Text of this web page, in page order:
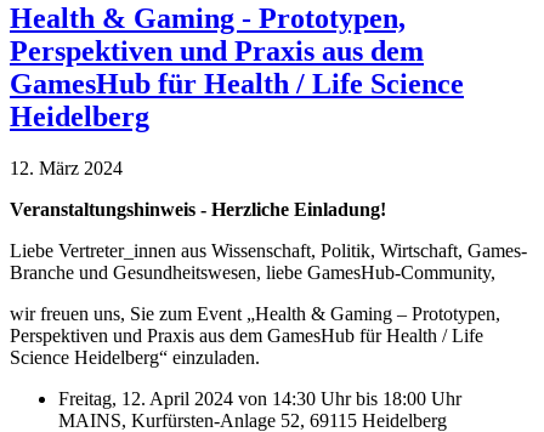
Health & Gaming - Prototypen,
Perspektiven und Praxis aus dem
GamesHub für Health / Life Science
Heidelberg
12. März 2024
Veranstaltungshinweis - Herzliche Einladung!
Liebe Vertreter_innen aus Wissenschaft, Politik, Wirtschaft, Games-
Branche und Gesundheitswesen, liebe GamesHub-Community,
wir freuen uns, Sie zum Event „Health & Gaming – Prototypen,
Perspektiven und Praxis aus dem GamesHub für Health / Life
Science Heidelberg“ einzuladen.
Freitag, 12. April 2024 von 14:30 Uhr bis 18:00 Uhr
MAINS, Kurfürsten-Anlage 52, 69115 Heidelberg